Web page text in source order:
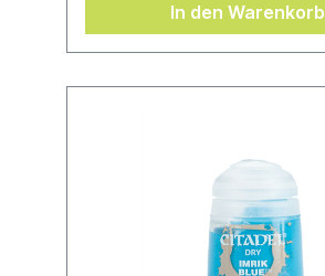
In den Warenkorb